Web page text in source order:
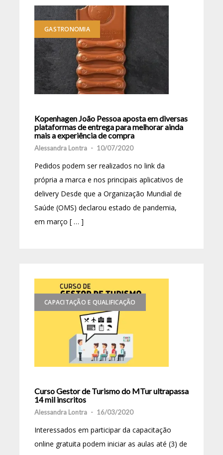
GASTRONOMIA
Kopenhagen João Pessoa aposta em diversas
plataformas de entrega para melhorar ainda
mais a experiência de compra
Alessandra Lontra - 10/07/2020
Pedidos podem ser realizados no link da
própria a marca e nos principais aplicativos de
delivery Desde que a Organização Mundial de
Saúde (OMS) declarou estado de pandemia,
em março [ … ]
CAPACITAÇÃO E QUALIFICAÇÃO
Curso Gestor de Turismo do MTur ultrapassa
14 mil inscritos
Alessandra Lontra - 16/03/2020
Interessados em participar da capacitação
online gratuita podem iniciar as aulas até (3) de